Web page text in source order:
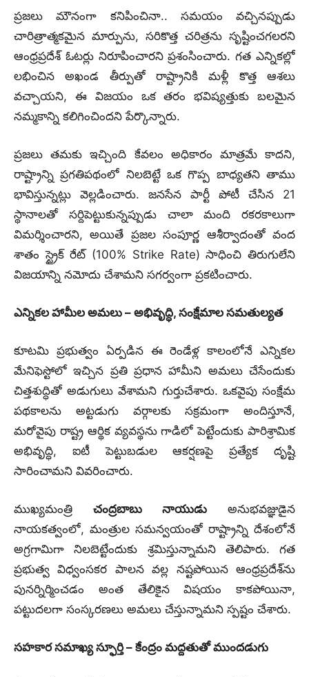
ప్రజలు మౌనంగా కనిపించినా.. సమయం వచ్చినప్పుడు
చారిత్రాత్మకమైన మార్పును, సరికొత్త చరిత్రను సృష్టించగలరని
ఆంధ్రప్రదేశ్ ఓటర్లు నిరూపించారని ప్రశంసించారు. గత ఎన్నికల్లో
లభించిన అఖండ తీర్పుతో రాష్ట్రానికి మళ్లీ కొత్త ఆశలు
వచ్చాయని, ఈ విజయం ఒక తరం భవిష్యత్తుకు బలమైన
నమ్మకాన్ని కలిగించిందని పేర్కొన్నారు.
ప్రజలు తమకు ఇచ్చింది కేవలం అధికారం మాత్రమే కాదని,
రాష్ట్రాన్ని ప్రగతిపథంలో నిలబెట్టే ఒక గొప్ప బాధ్యతని తాము
భావిస్తున్నట్లు వెల్లడించారు. జనసేన పార్టీ పోటీ చేసిన 21
స్థానాలతో సర్దిపెట్టుకున్నప్పుడు చాలా మంది రకరకాలుగా
విమర్శించారని, అయితే ప్రజల సంపూర్ణ ఆశీర్వాదంతో వంద
శాతం స్ట్రైక్ రేట్ (100% Strike Rate) సాధించి తిరుగులేని
విజయాన్ని నమోదు చేశామని సగర్వంగా ప్రకటించారు.
ఎన్నికల హామీల అమలు – అభివృద్ధి, సంక్షేమాల సమతుల్యత
కూటమి ప్రభుత్వం ఏర్పడిన ఈ రెండేళ్ల కాలంలోనే ఎన్నికల
మేనిఫెస్టోలో ఇచ్చిన ప్రతి ప్రధాన హామీని అమలు చేసేందుకు
చిత్తశుద్ధితో అడుగులు వేశామని గుర్తుచేశారు. ఒకవైపు సంక్షేమ
పథకాలను అట్టడుగు వర్గాలకు సక్రమంగా అందిస్తూనే,
మరోవైపు రాష్ట్ర ఆర్థిక వ్యవస్థను గాడిలో పెట్టేందుకు పారిశ్రామిక
అభివృద్ధి, ఐటీ పెట్టుబడుల ఆకర్షణపై ప్రత్యేక దృష్టి
సారించామని వివరించారు.
ముఖ్యమంత్రి చంద్రబాబు నాయుడు అనుభవజ్ఞుడైన
నాయకత్వంలో, మంత్రుల సమన్వయంతో రాష్ట్రాన్ని దేశంలోనే
అగ్రగామిగా నిలబెట్టేందుకు శ్రమిస్తున్నామని తెలిపారు. గత
ప్రభుత్వ విధ్వంసకర పాలన వల్ల నష్టపోయిన ఆంధ్రప్రదేశ్‌ను
పునర్నిర్మించడం అంత తేలికైన విషయం కాకపోయినా,
పట్టుదలగా సంస్కరణలు అమలు చేస్తున్నామని స్పష్టం చేశారు.
సహకార సమాఖ్య స్ఫూర్తి – కేంద్రం మద్దతుతో ముందడుగు